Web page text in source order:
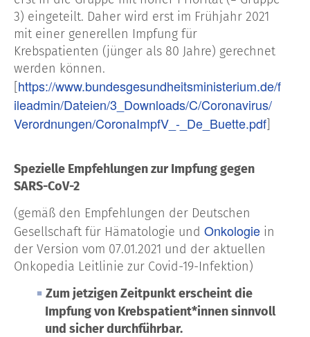
3) eingeteilt. Daher wird erst im Frühjahr 2021
mit einer generellen Impfung für
Krebspatienten (jünger als 80 Jahre) gerechnet
werden können.
https://www.bundesgesundheitsministerium.de/f
ileadmin/Dateien/3_Downloads/C/Coronavirus/
Verordnungen/CoronaImpfV_-_De_Buette.pdf
Spezielle Empfehlungen zur Impfung gegen
SARS-CoV-2
(gemäß den Empfehlungen der Deutschen
Gesellschaft für Hämatologie und Onkologie in
der Version vom 07.01.2021 und der aktuellen
Onkopedia Leitlinie zur Covid-19-Infektion)
Zum jetzigen Zeitpunkt erscheint die
Impfung von Krebspatient*innen sinnvoll
und sicher durchführbar.